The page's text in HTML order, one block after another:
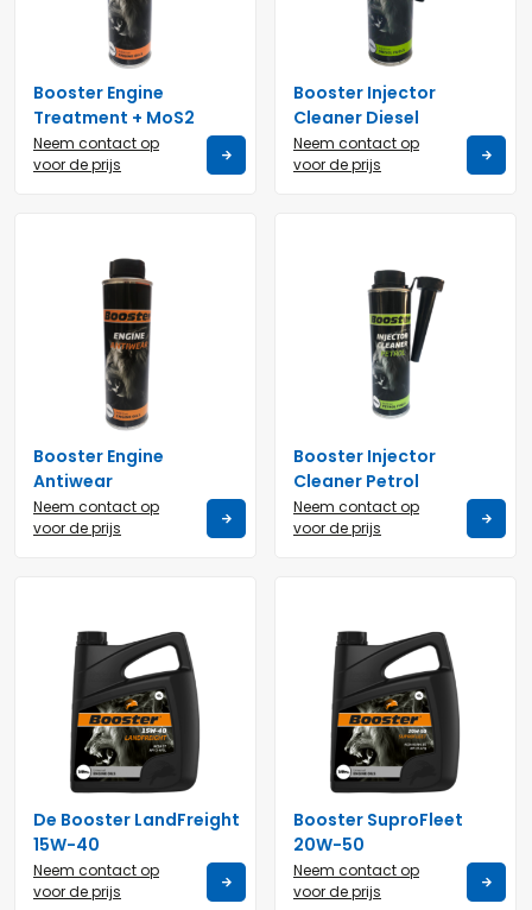
Booster Engine
Treatment + MoS2
Neem contact op
voor de prijs
Booster Injector
Cleaner Diesel
Neem contact op
voor de prijs
Booster Engine
Antiwear
Neem contact op
voor de prijs
Booster Injector
Cleaner Petrol
Neem contact op
voor de prijs
De Booster LandFreight
15W-40
Neem contact op
voor de prijs
Booster SuproFleet
20W-50
Neem contact op
voor de prijs